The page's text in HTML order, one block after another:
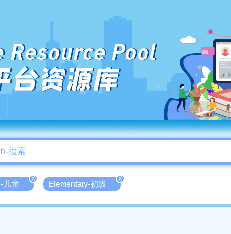
Resource Pool
台资源库
儿童
X
Elementary-初级
X